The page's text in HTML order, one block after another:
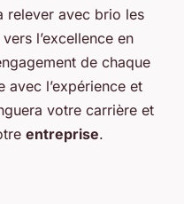
relever avec brio les
l’excellence en
de chaque
avec l’expérience et
votre carrière et
entreprise.